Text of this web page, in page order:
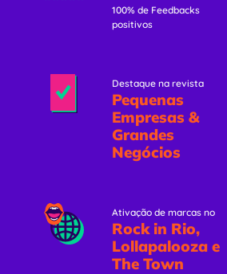
100% de Feedbacks
positivos
Destaque na revista
Pequenas
Empresas &
Grandes
Negócios
Ativação de marcas no
Rock in Rio,
Lollapalooza e
The Town